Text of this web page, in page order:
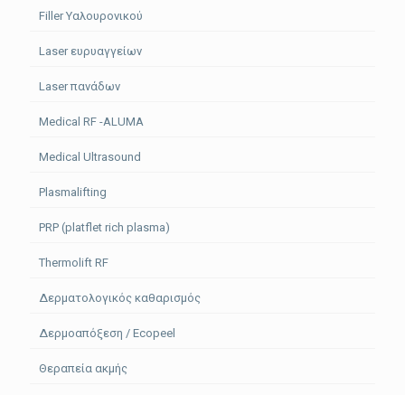
Filler Υαλουρονικού
Laser ευρυαγγείων
Laser πανάδων
Medical RF -ALUMA
Medical Ultrasound
Plasmalifting
PRP (platflet rich plasma)
Thermolift RF
Δερματολογικός καθαρισμός
Δερμοαπόξεση / Ecopeel
Θεραπεία ακμής